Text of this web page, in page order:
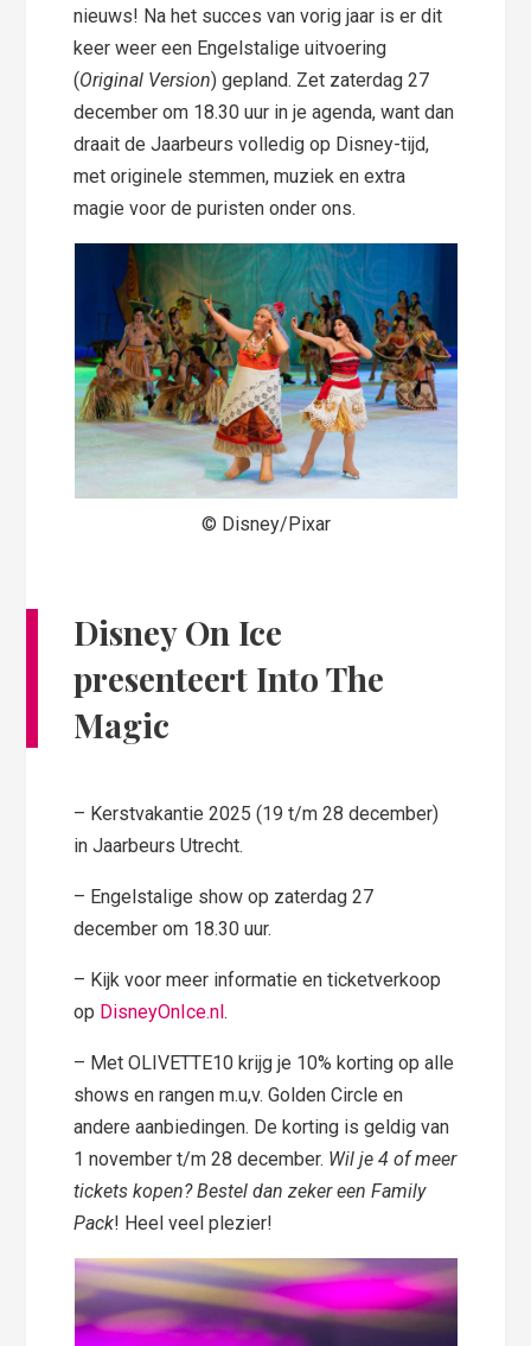
nieuws! Na het succes van vorig jaar is er dit
keer weer een Engelstalige uitvoering
(Original Version) gepland. Zet zaterdag 27
december om 18.30 uur in je agenda, want dan
draait de Jaarbeurs volledig op Disney-tijd,
met originele stemmen, muziek en extra
magie voor de puristen onder ons.
© Disney/Pixar
Disney On Ice
presenteert Into The
Magic
– Kerstvakantie 2025 (19 t/m 28 december)
in Jaarbeurs Utrecht.
– Engelstalige show op zaterdag 27
december om 18.30 uur.
– Kijk voor meer informatie en ticketverkoop
op DisneyOnIce.nl.
– Met OLIVETTE10 krijg je 10% korting op alle
shows en rangen m.u,v. Golden Circle en
andere aanbiedingen. De korting is geldig van
1 november t/m 28 december. Wil je 4 of meer
tickets kopen? Bestel dan zeker een Family
Pack! Heel veel plezier!